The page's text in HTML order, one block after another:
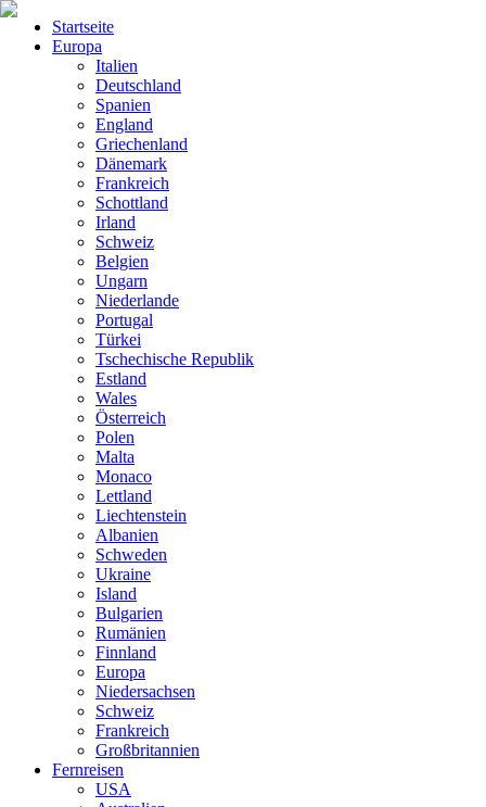
Startseite
Europa
Italien
Deutschland
Spanien
England
Griechenland
Dänemark
Frankreich
Schottland
Irland
Schweiz
Belgien
Ungarn
Niederlande
Portugal
Türkei
Tschechische Republik
Estland
Wales
Österreich
Polen
Malta
Monaco
Lettland
Liechtenstein
Albanien
Schweden
Ukraine
Island
Bulgarien
Rumänien
Finnland
Europa
Niedersachsen
Schweiz
Frankreich
Großbritannien
Fernreisen
USA